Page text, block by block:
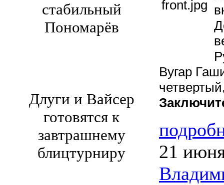
стабильный
Пономарёв
Длуги и Вайсер
готовятся к
завтрашнему
блицтурниру
Вугар
21